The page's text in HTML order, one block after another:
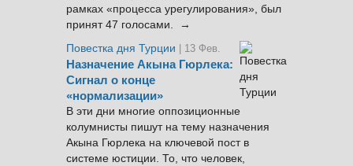
рамках «процесса урегулирования», был
принят 47 голосами. →
Повестка дня Турции
| 13 Фев.
Назначение Акына Гюрлека:
Сигнал о конце
«нормализации»
В эти дни многие оппозиционные
колумнисты пишут на тему назначения
Акына Гюрлека на ключевой пост в
системе юстиции. То, что человек,